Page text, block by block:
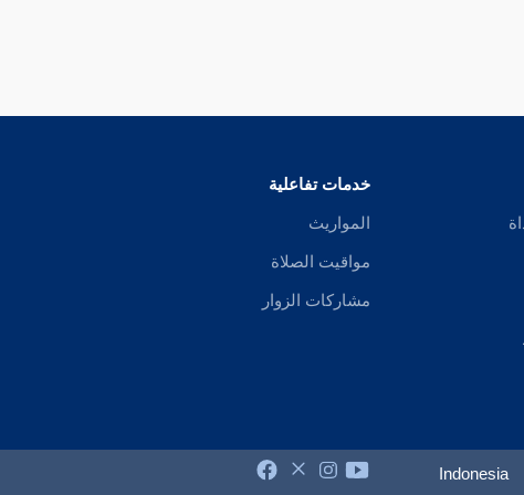
خدمات تفاعلية
المواريث
مواقيت الصلاة
مشاركات الزوار
Indonesia